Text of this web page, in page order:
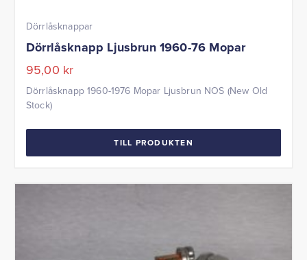
Dörrlåsknappar
Dörrlåsknapp Ljusbrun 1960-76 Mopar
95,00 kr
Dörrlåsknapp 1960-1976 Mopar Ljusbrun NOS (New Old
Stock)
TILL PRODUKTEN